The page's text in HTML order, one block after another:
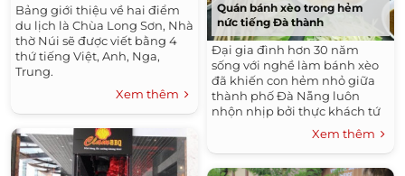
Bảng giới thiệu về hai điểm
du lịch là Chùa Long Sơn, Nhà
thờ Núi sẽ được viết bằng 4
thứ tiếng Việt, Anh, Nga,
Trung.
Xem thêm
Quán bánh xèo trong hẻm
nức tiếng Đà thành
Đại gia đình hơn 30 năm
sống với nghề làm bánh xèo
đã khiến con hẻm nhỏ giữa
thành phố Đà Nẵng luôn
nhộn nhịp bởi thực khách tứ
Xem thêm